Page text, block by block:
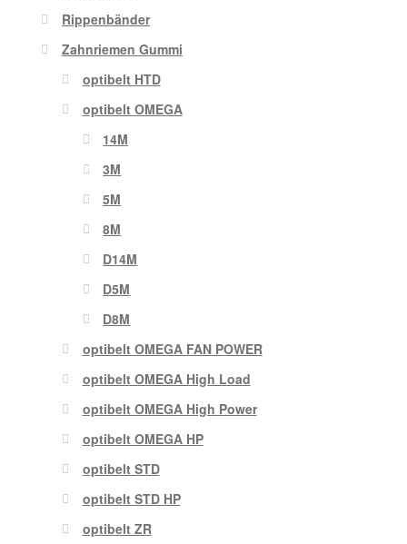
Rippenbänder
Zahnriemen Gummi
optibelt HTD
optibelt OMEGA
14M
3M
5M
8M
D14M
D5M
D8M
optibelt OMEGA FAN POWER
optibelt OMEGA High Load
optibelt OMEGA High Power
optibelt OMEGA HP
optibelt STD
optibelt STD HP
optibelt ZR